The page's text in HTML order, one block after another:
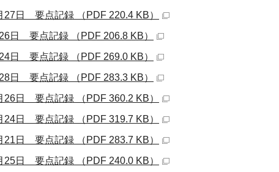
日 要点記録 （PDF 220.4 KB）
日 要点記録 （PDF 206.8 KB）
日 要点記録 （PDF 269.0 KB）
日 要点記録 （PDF 283.3 KB）
日 要点記録 （PDF 360.2 KB）
日 要点記録 （PDF 319.7 KB）
日 要点記録 （PDF 283.7 KB）
日 要点記録 （PDF 240.0 KB）